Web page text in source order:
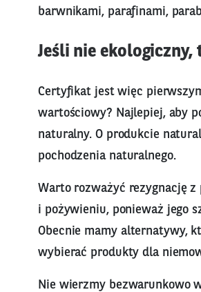
barwnikami, parafinami,
Jeśli nie
Certyfikat jest więc
wartościowy? Najlepiej, aby
naturalny. O produkcie
pochodzenia naturalnego.
Warto rozważyć rezygnację
i pożywieniu, ponieważ jego
Obecnie mamy alternatywy,
wybierać produkty dla
Nie wierzmy bezwarunkowo